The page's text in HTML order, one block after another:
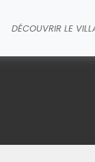
DÉCOUVRIR LE